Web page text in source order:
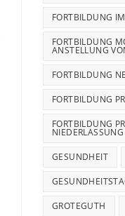
FORTBILDUNG
FORTBILDUNG
ANSTELLUNG
FORTBILDUNG
FORTBILDUNG
FORTBILDUNG
GESUNDHEIT
GROTEGUTH